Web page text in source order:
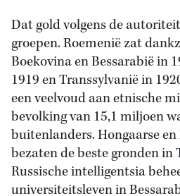
Dat gold volgens de
groepen. Roemenië zat
Boekovina en Bessarabië in
1919 en Transsylvanië in
een veelvoud aan etnische
bevolking van 15,1 miljoen
buitenlanders. Hongaarse
bezaten de beste gronden in
Russische intelligentsia
universiteitsleven in